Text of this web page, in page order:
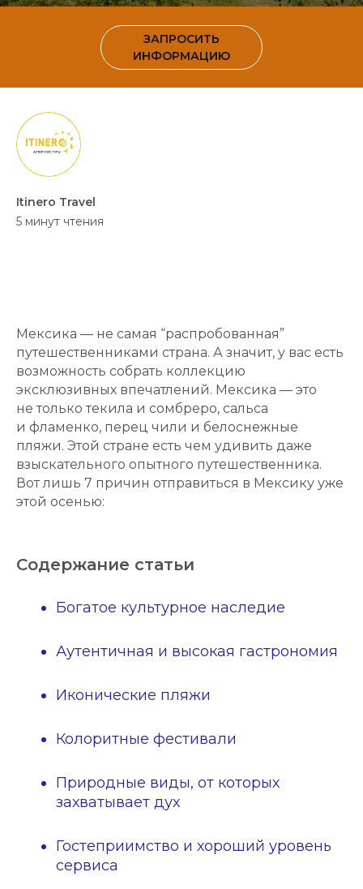
ЗАПРОСИТЬ
ИНФОРМАЦИЮ
Itinero Travel
5 минут чтения
Мексика — не самая “распробованная”
путешественниками страна. А значит, у вас есть
возможность собрать коллекцию
эксклюзивных впечатлений. Мексика — это
не только текила и сомбреро, сальса
и фламенко, перец чили и белоснежные
пляжи. Этой стране есть чем удивить даже
взыскательного опытного путешественника.
Вот лишь 7 причин отправиться в Мексику уже
этой осенью:
Содержание статьи
Богатое культурное наследие
Аутентичная и высокая гастрономия
Иконические пляжи
Колоритные фестивали
Природные виды, от которых
захватывает дух
Гостеприимство и хороший уровень
сервиса